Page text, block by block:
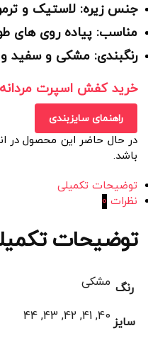
جنس زیره: لاستیک و
مناسب: پیاده روی های
رنگبندی: مشکی و سفید
خرید کفش اسپرت مردانه
راهنمای سایزبندی
در حال حاضر این محصول در
باشد.
توضیحات تکمیلی
نظرات 0
توضیحات
رنگ مشکی
سایز 40, 41, 42, 43, 44